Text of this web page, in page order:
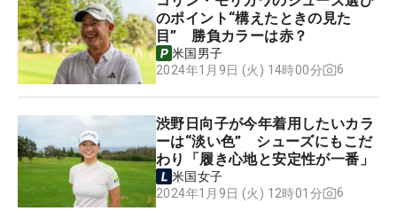
のポイント“構えたときの見た
目” 勝負カラーは赤？
米国男子
2024年1月9日 (火) 14時00分
6
渋野日向子が今年着用したいカラ
ーは“淡い色” シューズにもこだ
わり「履き心地と安定性が一番」
米国女子
2024年1月9日 (火) 12時01分
6